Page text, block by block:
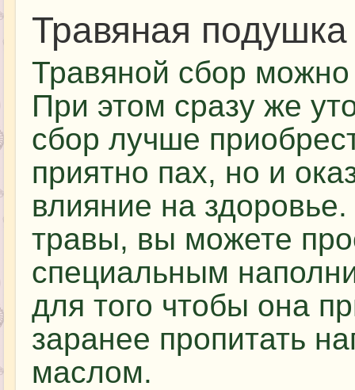
Травяная
Травяной сбор можно
При этом сразу же
сбор лучше
приятно пах, но и
влияние на
травы, вы можете
специальным
для того чтобы она
заранее пропитать
маслом.